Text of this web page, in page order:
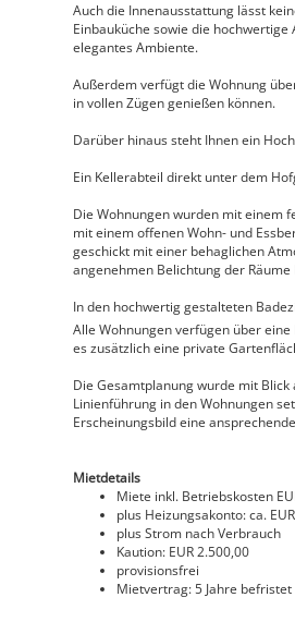
Auch die Innenausstattung lässt
Einbauküche sowie die
elegantes Ambiente.
Außerdem verfügt die Wohnung
in vollen Zügen genießen können.
Darüber hinaus steht Ihnen ein
Ein Kellerabteil direkt unter dem
Die Wohnungen wurden mit einem
mit einem offenen Wohn- und
geschickt mit einer behaglichen
angenehmen Belichtung der Räume
In den hochwertig gestalteten
Alle Wohnungen verfügen über
es zusätzlich eine private
Die Gesamtplanung wurde mit
Linienführung in den Wohnungen
Erscheinungsbild eine
Mietdetails
Miete inkl. Betriebskosten
plus Heizungsakonto:ca.
plus Strom nach Verbrauch
Kaution: EUR 2.500,00
provisionsfrei
Mietvertrag: 5 Jahre befristet